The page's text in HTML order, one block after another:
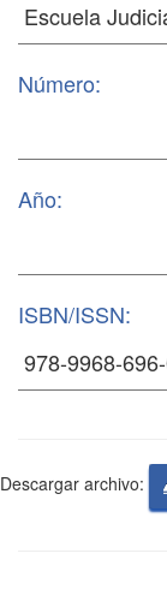
Número:
Año:
ISBN/ISSN:
Descargar archivo: